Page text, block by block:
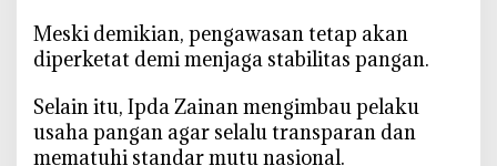
‎Meski demikian, pengawasan tetap akan
diperketat demi menjaga stabilitas pangan.
‎Selain itu, Ipda Zainan mengimbau pelaku
usaha pangan agar selalu transparan dan
mematuhi standar mutu nasional.